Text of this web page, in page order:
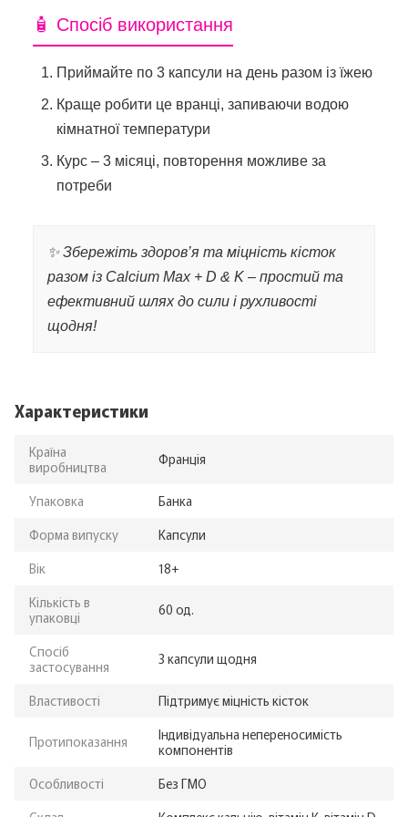
🧴 Спосіб використання
Приймайте по 3 капсули на день разом із їжею
Краще робити це вранці, запиваючи водою
кімнатної температури
Курс – 3 місяці, повторення можливе за
потреби
✨ Збережіть здоров’я та міцність кісток
разом із Calcium Max + D & K – простий та
ефективний шлях до сили і рухливості
щодня!
Характеристики
Країна
виробництва
Франція
Упаковка
Банка
Форма випуску
Капсули
Вік
18+
Кількість в
упаковці
60 од.
Спосіб
застосування
3 капсули щодня
Властивості Підтримує міцність кісток
Протипоказання
Індивідуальна непереносимість
компонентів
Особливості
Без ГМО